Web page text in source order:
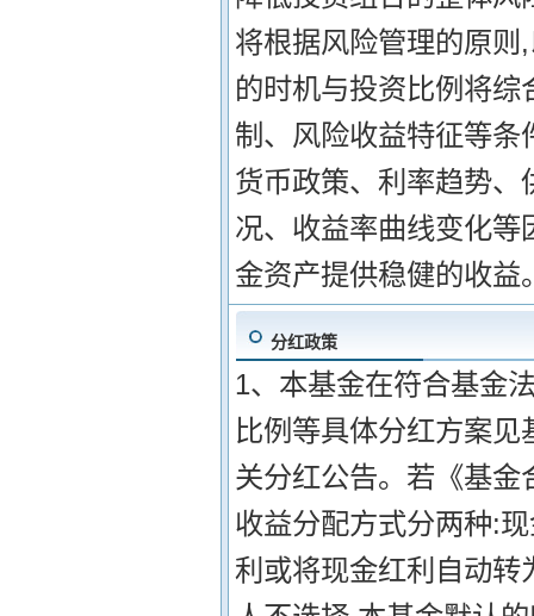
将根据风险管理的原
的时机与投资比例将
制、风险收益特征等
货币政策、利率趋势
况、收益率曲线变化
金资产提供稳健的收益
分红政策
1、本基金在符合基金
比例等具体分红方案
关分红公告。若《基
收益分配方式分两种:
利或将现金红利自动